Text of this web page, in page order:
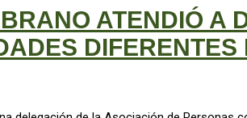
ATENDIÓ A